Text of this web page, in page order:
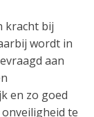
kracht bij
wordt in
aan
en zo goed
te